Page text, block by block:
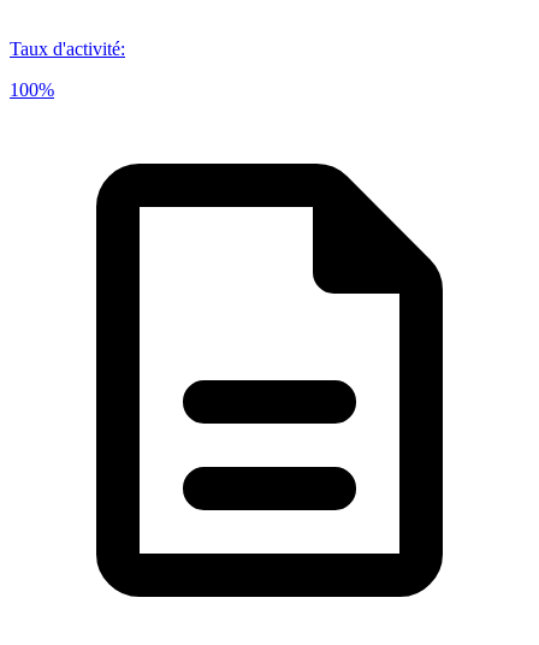
Taux d'activité:
100%